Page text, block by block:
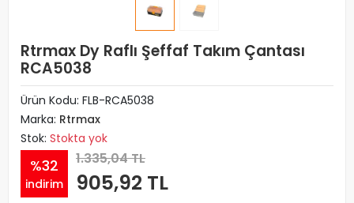
Rtrmax Dy Raflı Şeffaf Takım Çantası
RCA5038
Ürün Kodu: FLB-RCA5038
Marka: Rtrmax
Stok: Stokta yok
%32
indirim
1.335,04 TL
905,92 TL